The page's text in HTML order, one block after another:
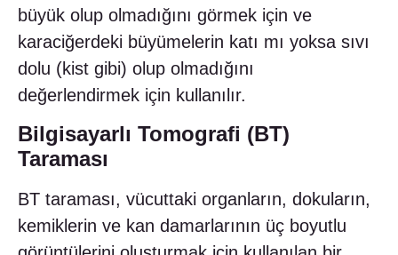
büyük olup olmadığını görmek için ve
karaciğerdeki büyümelerin katı mı yoksa sıvı
dolu (kist gibi) olup olmadığını
değerlendirmek için kullanılır.
Bilgisayarlı Tomografi (BT)
Taraması
BT taraması, vücuttaki organların, dokuların,
kemiklerin ve kan damarlarının üç boyutlu